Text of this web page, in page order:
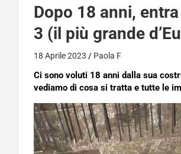
Dopo 18 anni,
3 (il più grande
18 Aprile 2023 Paola F
Ci sono voluti 18 anni dalla sua
vediamo di cosa si tratta e tutte le